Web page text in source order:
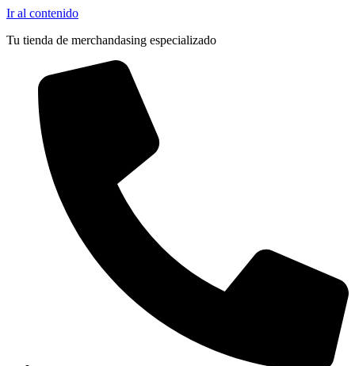
Ir al contenido
Tu tienda de merchandasing especializado